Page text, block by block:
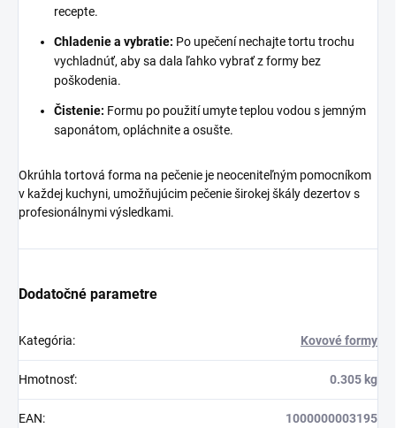
recepte.
Chladenie a vybratie: Po upečení nechajte tortu trochu
vychladnúť, aby sa dala ľahko vybrať z formy bez
poškodenia.
Čistenie: Formu po použití umyte teplou vodou s jemným
saponátom, opláchnite a osušte.
Okrúhla tortová forma na pečenie je neoceniteľným pomocníkom
v každej kuchyni, umožňujúcim pečenie širokej škály dezertov s
profesionálnymi výsledkami.
Dodatočné parametre
Kategória: Kovové formy
Hmotnosť: 0.305 kg
EAN: 1000000003195